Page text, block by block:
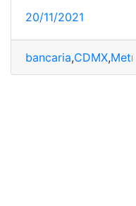
20/11/2021
bancaria,CDMX,Metro